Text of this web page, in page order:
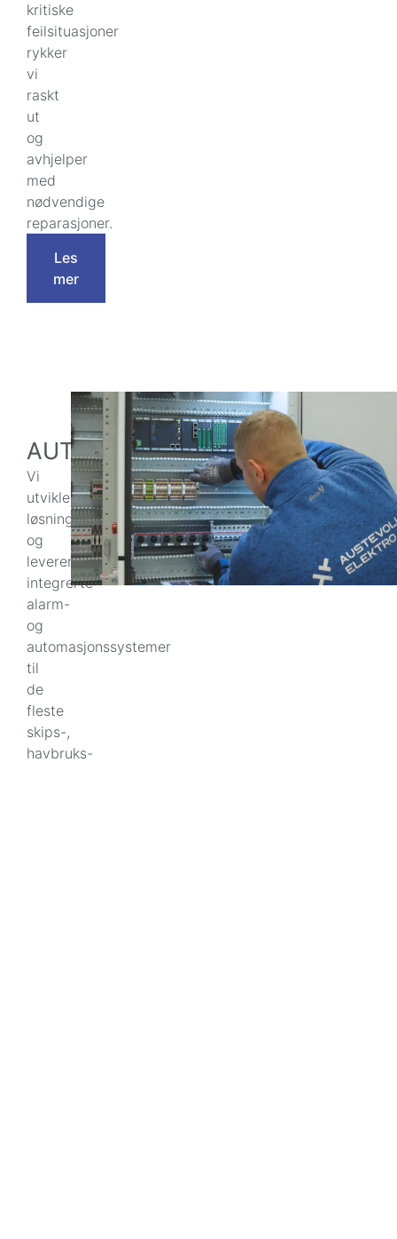
kritiske
feilsituasjoner
rykker
vi
raskt
ut
og
avhjelper
med
nødvendige
reparasjoner.
Les
mer
AUTOMASJON
Vi
utvikler
løsninger
og
leverer
integrerte
alarm-
og
automasjonssystemer
til
de
fleste
skips-,
havbruks-